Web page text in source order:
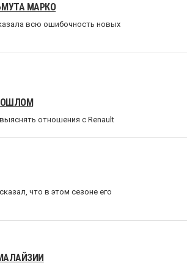
МАРКО
всю ошибочность новых
отношения с Renault
что в этом сезоне его